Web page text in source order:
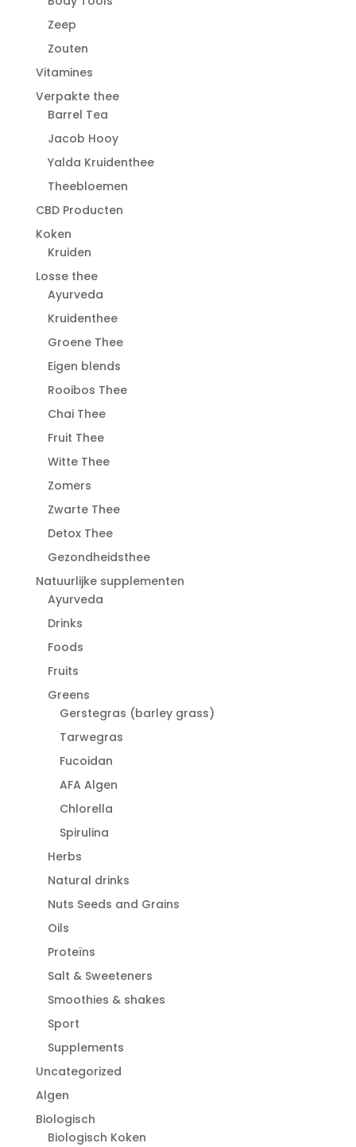
Zeep
Zouten
Vitamines
Verpakte thee
Barrel Tea
Jacob Hooy
Yalda Kruidenthee
Theebloemen
CBD Producten
Koken
Kruiden
Losse thee
Ayurveda
Kruidenthee
Groene Thee
Eigen blends
Rooibos Thee
Chai Thee
Fruit Thee
Witte Thee
Zomers
Zwarte Thee
Detox Thee
Gezondheidsthee
Natuurlijke supplementen
Ayurveda
Drinks
Foods
Fruits
Greens
Gerstegras (barley grass)
Tarwegras
Fucoidan
AFA Algen
Chlorella
Spirulina
Herbs
Natural drinks
Nuts Seeds and Grains
Oils
Proteïns
Salt & Sweeteners
Smoothies & shakes
Sport
Supplements
Uncategorized
Algen
Biologisch
Biologisch Koken